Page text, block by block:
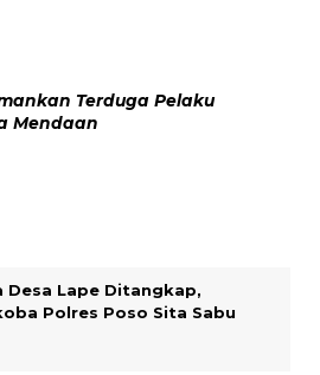
Terduga Pelaku
Mendaan
Desa Lape Ditangkap,
Polres Poso Sita Sabu